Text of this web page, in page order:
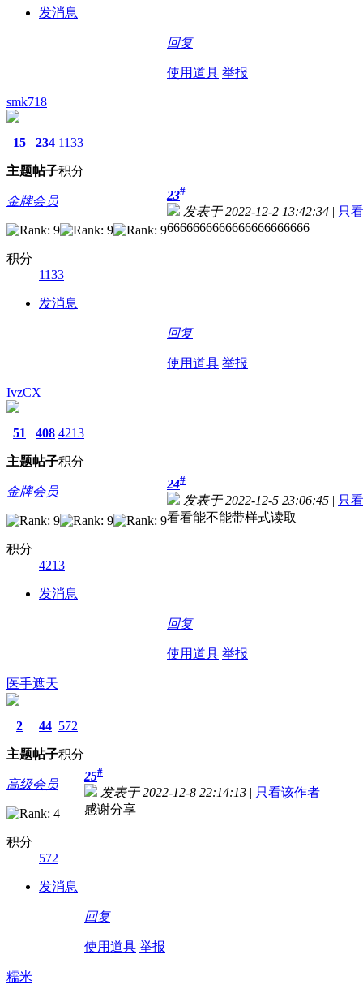
发消息
回复
使用道具 举报
smk718
15
主题
234
帖子
1133
积分
金牌会员
积分
1133
发消息
23#
发表于 2022-12-2 13:42:34 | 只
6666666666666666666666
回复
使用道具 举报
IvzCX
51
主题
408
帖子
4213
积分
金牌会员
积分
4213
发消息
24#
发表于 2022-12-5 23:06:45 | 只
看看能不能带样式读取
回复
使用道具 举报
医手遮天
2
主题
44
帖子
572
积分
高级会员
积分
572
发消息
25#
发表于 2022-12-8 22:14:13 | 只看该作者
感谢分享
回复
使用道具 举报
糯米